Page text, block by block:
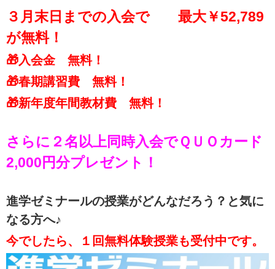
３月末日までの入会で 最大￥52,789
が無料！
🎁入会金 無料！
🎁春期講習費 無料！
🎁新年度年間教材費 無料！
さらに２名以上同時入会でＱＵＯカード
2,000円分プレゼント！
進学ゼミナールの授業がどんなだろう？と気に
なる方へ♪
今でしたら、１回無料体験授業も受付中です。